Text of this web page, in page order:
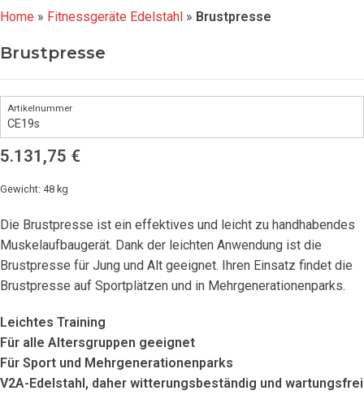
Home » Fitnessgeräte Edelstahl » Brustpresse
Brustpresse
CE19s
5.131,75 €
Gewicht: 48 kg
Die Brustpresse ist ein effektives und leicht zu handhabendes
Muskelaufbaugerät. Dank der leichten Anwendung ist die
Brustpresse für Jung und Alt geeignet. Ihren Einsatz findet die
Brustpresse auf Sportplätzen und in Mehrgenerationenparks.
Leichtes Training
Für alle Altersgruppen geeignet
Für Sport und Mehrgenerationenparks
V2A-Edelstahl, daher witterungsbeständig und wartungsfrei